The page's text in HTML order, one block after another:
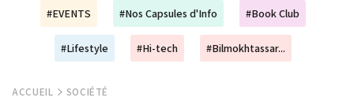
#EVENTS #Nos Capsules d'Info #Book Club
#Lifestyle #Hi-tech #Bilmokhtassar...
ACCUEIL SOCIÉTÉ